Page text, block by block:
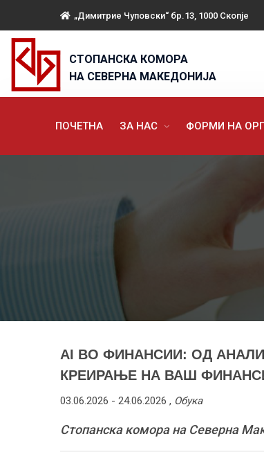
„Димитрие Чуповски“ бр.13, 1000 Скопје
СТОПАНСКА КОМОРА
НА СЕВЕРНА МАКЕДОНИЈА
ПОЧЕТНА ЗА НАС ФОРМИ НА
AI ВО ФИНАНСИИ: ОД
КРЕИРАЊЕ НА ВАШ
03.06.2026 - 24.06.2026 , Обука
Стопанска комора на Северна